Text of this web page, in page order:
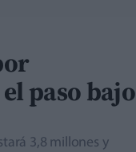
paso bajo
3,8 millones y